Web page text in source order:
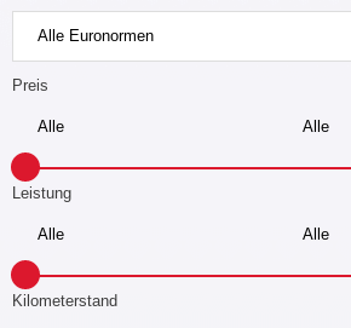
Alle Euronormen
Preis
Leistung
Kilometerstand